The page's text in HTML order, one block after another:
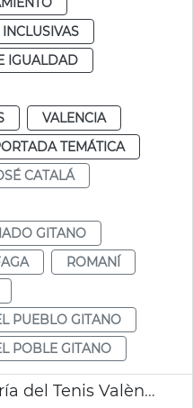
IGUALDAD
VALENCIA
TEMÁTICA
CATALÁ
GITANO
ROMANÍ
PUEBLO GITANO
POBLE GITANO
Rehabilitación alquería del Tenis València